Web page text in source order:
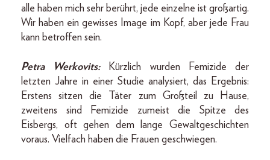
alle haben mich sehr berührt, jede einzelne ist großartig.
Wir haben ein gewisses Image im Kopf, aber jede Frau
kann betroffen sein.
Petra Werkovits:
Kürzlich wurden Femizide der
letzten Jahre in einer Studie analysiert, das Ergebnis:
Erstens sitzen die Täter zum Großteil zu Hause,
zweitens sind Femizide zumeist die Spitze des
Eisbergs, oft gehen dem lange Gewaltgeschichten
voraus. Vielfach haben die Frauen geschwiegen.